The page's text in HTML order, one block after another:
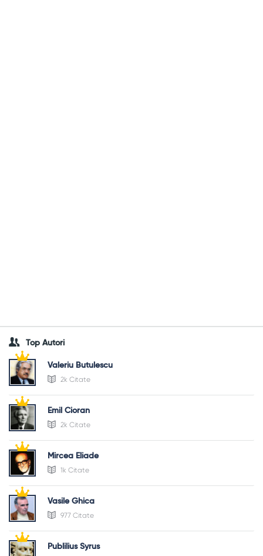
Top Autori
Valeriu Butulescu
2k Citate
Emil Cioran
2k Citate
Mircea Eliade
1k Citate
Vasile Ghica
977 Citate
Publilius Syrus